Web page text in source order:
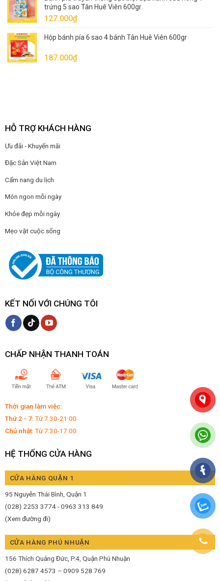
trứng 5 sao Tân Huê Viên 600gr
127.000₫
Hộp bánh pía 6 sao 4 bánh Tân Huê Viên 600gr
187.000₫
HỖ TRỢ KHÁCH HÀNG
Ưu đãi - Khuyến mãi
Đặc Sản Việt Nam
Cẩm nang du lịch
Món ngon mỗi ngày
Khỏe đẹp mỗi ngày
Mẹo vặt cuộc sống
KẾT NỐI VỚI CHÚNG TÔI
CHẤP NHẬN THANH TOÁN
Thời gian làm việc:
Thứ 2 - 7:Từ 7:30-21:00
Chủ nhật:Từ 7:30-17:00
HỆ THỐNG CỬA HÀNG
CỬA HÀNG QUẬN 1
95 Nguyễn Thái Bình, Quận 1
(028) 2253 3774 - 0963 313 849
(Xem đường đi)
CỬA HÀNG PHÚ NHUẬN
156 Thích Quảng Đức, P.4, Quận Phú Nhuận
(028) 6287 4573 – 0909 528 769